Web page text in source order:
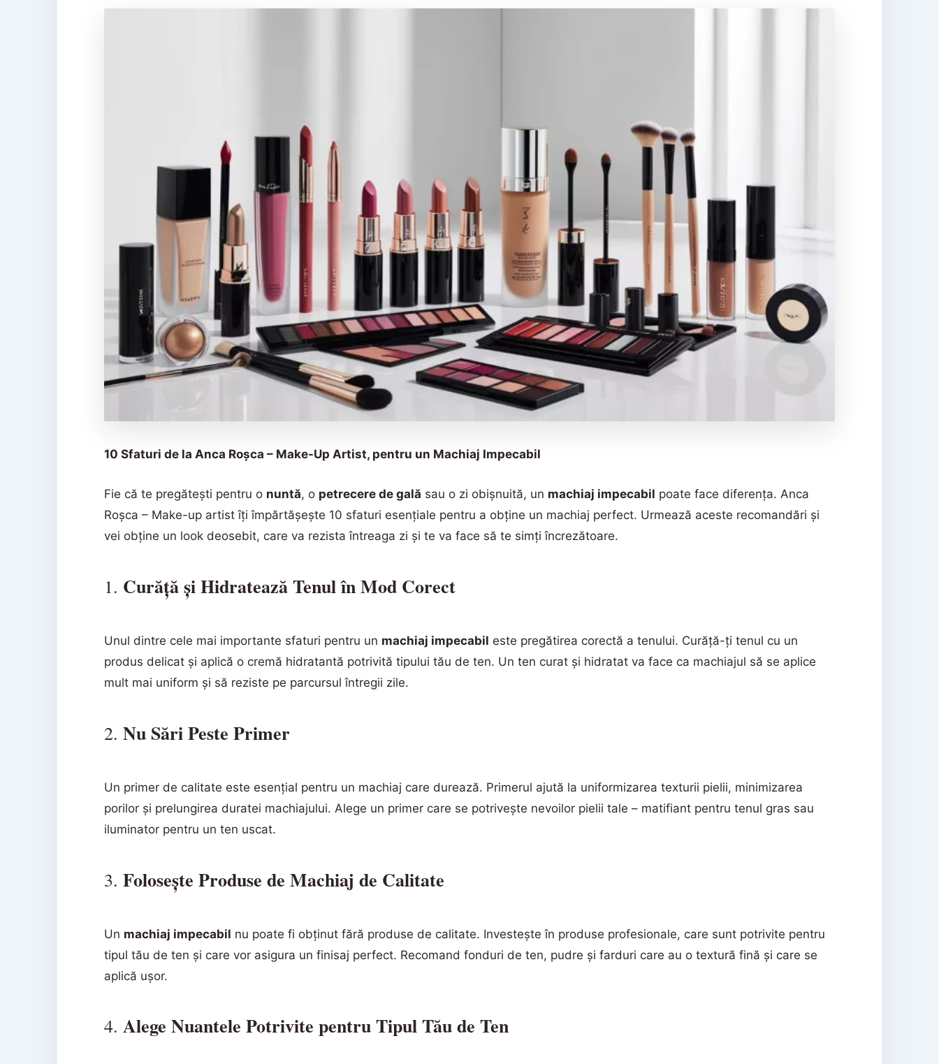
10 Sfaturi de la Anca Roșca – Make-Up Artist, pentru un Machiaj Impecabil
Fie că te pregătești pentru o nuntă, o petrecere de gală sau o zi obișnuită, un machiaj impecabil poate face diferența. Anca
Roșca – Make-up artist îți împărtășește 10 sfaturi esențiale pentru a obține un machiaj perfect. Urmează aceste recomandări și
vei obține un look deosebit, care va rezista întreaga zi și te va face să te simți încrezătoare.
1. Curăță și Hidratează Tenul în Mod Corect
Unul dintre cele mai importante sfaturi pentru un machiaj impecabil este pregătirea corectă a tenului. Curăță-ți tenul cu un
produs delicat și aplică o cremă hidratantă potrivită tipului tău de ten. Un ten curat și hidratat va face ca machiajul să se aplice
mult mai uniform și să reziste pe parcursul întregii zile.
2.Nu Sări Peste Primer
Un primer de calitate este esențial pentru un machiaj care durează. Primerul ajută la uniformizarea texturii pielii, minimizarea
porilor și prelungirea duratei machiajului. Alege un primer care se potrivește nevoilor pielii tale – matifiant pentru tenul gras sau
iluminator pentru un ten uscat.
3.Folosește Produse de Machiaj de Calitate
Un machiaj impecabil nu poate fi obținut fără produse de calitate. Investește în produse profesionale, care sunt potrivite pentru
tipul tău de ten și care vor asigura un finisaj perfect. Recomand fonduri de ten, pudre și farduri care au o textură fină și care se
aplică ușor.
4.Alege Nuantele Potrivite pentru Tipul Tău de Ten